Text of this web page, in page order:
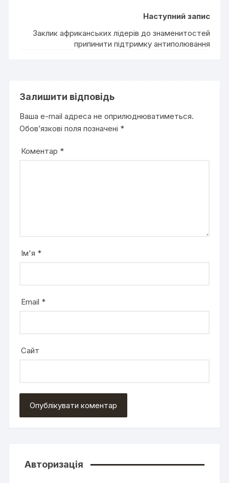
Наступний запис
Заклик африканських лідерів до знаменитостей
припинити підтримку антиполювання
Залишити відповідь
Ваша e-mail адреса не оприлюднюватиметься.
Обов’язкові поля позначені *
Коментар *
Ім'я *
Email *
Сайт
Авторизація